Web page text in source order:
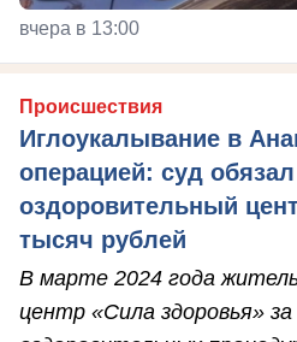
вчера в 13:00
Происшествия
Иглоукалывание в
операцией: суд обязал
оздоровительный
тысяч рублей
В марте 2024 года
центр «Сила здоровья» за